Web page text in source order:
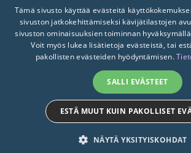
Tietosuojaseloste
Turvallisemman tilan periaatteet
© 2026 STTK. Made with ❤ by
Tämä sivusto käyttää evästeitä
sivuston jatkokehittämiseksi kävijätilastojen
sivuston ominaisuuksien toiminnan
Voit myös lukea lisätietoja evästeistä, tai
pakollisten evästeiden hyödyntämisen.
SALLI EVÄSTEET
ESTÄ MUUT KUIN PAKOLLISET
NÄYTÄ YKSITYISKOHDAT